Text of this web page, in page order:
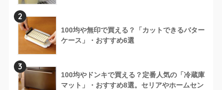
2
100均や無印で買える？「カットできるバター
ケース」・おすすめ6選
3
100均やドンキで買える？定番人気の「冷蔵庫
マット」・おすすめ8選。セリアやホームセン